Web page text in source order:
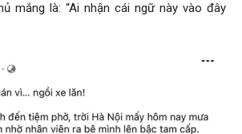
mắng là: “Ai nhận cái ngữ này vào đây